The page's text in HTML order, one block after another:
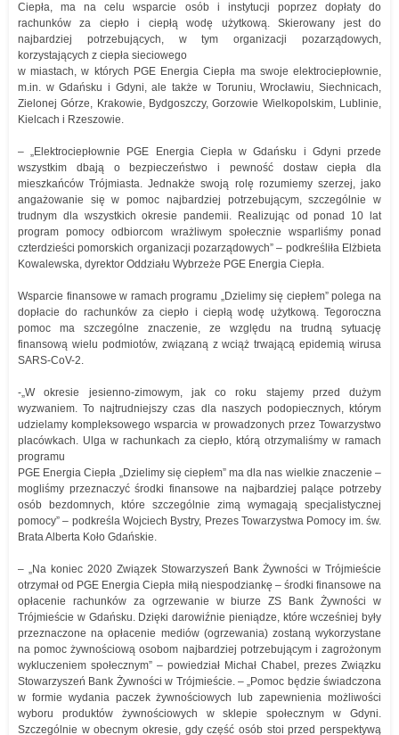
Ciepła, ma na celu wsparcie osób i instytucji poprzez dopłaty do
rachunków za ciepło i ciepłą wodę użytkową. Skierowany jest do
najbardziej potrzebujących, w tym organizacji pozarządowych,
korzystających z ciepła sieciowego
w miastach, w których PGE Energia Ciepła ma swoje elektrociepłownie,
m.in. w Gdańsku i Gdyni, ale także w Toruniu, Wrocławiu, Siechnicach,
Zielonej Górze, Krakowie, Bydgoszczy, Gorzowie Wielkopolskim, Lublinie,
Kielcach i Rzeszowie.
– „Elektrociepłownie PGE Energia Ciepła w Gdańsku i Gdyni przede
wszystkim dbają o bezpieczeństwo i pewność dostaw ciepła dla
mieszkańców Trójmiasta. Jednakże swoją rolę rozumiemy szerzej, jako
angażowanie się w pomoc najbardziej potrzebującym, szczególnie w
trudnym dla wszystkich okresie pandemii. Realizując od ponad 10 lat
program pomocy odbiorcom wrażliwym społecznie wsparliśmy ponad
czterdzieści pomorskich organizacji pozarządowych” – podkreśliła Elżbieta
Kowalewska, dyrektor Oddziału Wybrzeże PGE Energia Ciepła.
Wsparcie finansowe w ramach programu „Dzielimy się ciepłem” po​lega na
dopłacie do rachunków za ciepło i ciepłą wodę użytkową. Tegoroczna
pomoc ma szczególne znaczenie, ze względu na trudną sytuację
finansową wielu podmiotów, związaną z wciąż trwającą epidemią wirusa
SARS-CoV-2.
-„W okresie jesienno-zimowym, jak co roku stajemy przed dużym
wyzwaniem. To najtrudniejszy czas dla naszych podopiecznych, którym
udzielamy kompleksowego wsparcia w prowadzonych przez Towarzystwo
placówkach. Ulga w rachunkach za ciepło, którą otrzymaliśmy w ramach
programu
PGE Energia Ciepła „Dzielimy się ciepłem” ma dla nas wielkie znaczenie –
mogliśmy przeznaczyć środki finansowe na najbardziej palące potrzeby
osób bezdomnych, które szczególnie zimą wymagają specjalistycznej
pomocy” – podkreśla Wojciech Bystry, Prezes Towarzystwa Pomocy im. św.
Brata Alberta Koło Gdańskie.
– „Na koniec 2020 Związek Stowarzyszeń Bank Żywności w Trójmieście
otrzymał od PGE Energia Ciepła miłą niespodziankę – środki finansowe na
opłacenie rachunków za ogrzewanie w biurze ZS Bank Żywności w
Trójmieście w Gdańsku. Dzięki darowiźnie pieniądze, które wcześniej były
przeznaczone na opłacenie mediów (ogrzewania) zostaną wykorzystane
na pomoc żywnościową osobom najbardziej potrzebującym i zagrożonym
wykluczeniem społecznym” – powiedział Michał Chabel, prezes Związku
Stowarzyszeń Bank Żywności w Trójmieście. – „Pomoc będzie świadczona
w formie wydania paczek żywnościowych lub zapewnienia możliwości
wyboru produktów żywnościowych w sklepie społecznym w Gdyni.
Szczególnie w obecnym okresie, gdy część osób stoi przed perspektywą